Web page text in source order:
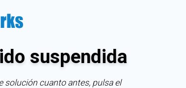
suspendida
solución cuanto antes, pulsa el